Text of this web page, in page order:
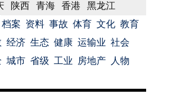
陕西 青海 香港
黑龙江
档案 资料 事故 体育 文化 教育
经济 生态 健康 运输业 社会
城市 省级 工业 房地产
人物